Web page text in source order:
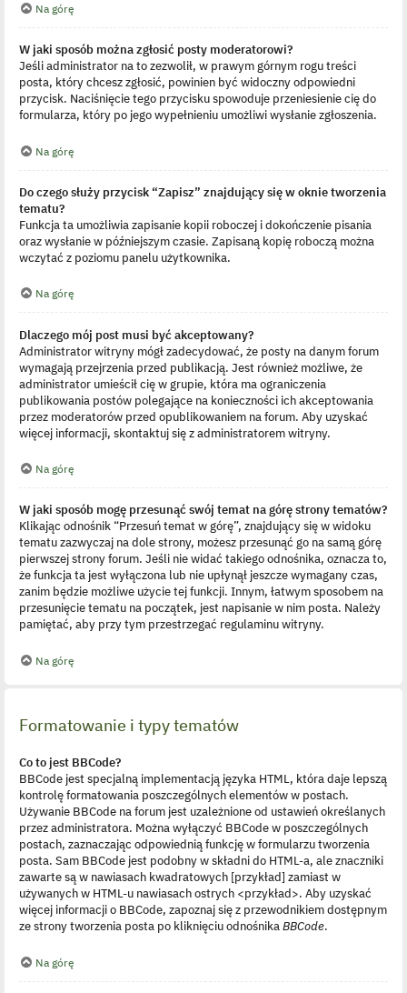
Na górę
W jaki sposób można zgłosić posty moderatorowi?
Jeśli administrator na to zezwolił, w prawym górnym rogu treści
posta, który chcesz zgłosić, powinien być widoczny odpowiedni
przycisk. Naciśnięcie tego przycisku spowoduje przeniesienie cię do
formularza, który po jego wypełnieniu umożliwi wysłanie zgłoszenia.
Na górę
Do czego służy przycisk “Zapisz” znajdujący się w oknie tworzenia
tematu?
Funkcja ta umożliwia zapisanie kopii roboczej i dokończenie pisania
oraz wysłanie w późniejszym czasie. Zapisaną kopię roboczą można
wczytać z poziomu panelu użytkownika.
Na górę
Dlaczego mój post musi być akceptowany?
Administrator witryny mógł zadecydować, że posty na danym forum
wymagają przejrzenia przed publikacją. Jest również możliwe, że
administrator umieścił cię w grupie, która ma ograniczenia
publikowania postów polegające na konieczności ich akceptowania
przez moderatorów przed opublikowaniem na forum. Aby uzyskać
więcej informacji, skontaktuj się z administratorem witryny.
Na górę
W jaki sposób mogę przesunąć swój temat na górę strony tematów?
Klikając odnośnik “Przesuń temat w górę”, znajdujący się w widoku
tematu zazwyczaj na dole strony, możesz przesunąć go na samą górę
pierwszej strony forum. Jeśli nie widać takiego odnośnika, oznacza to,
że funkcja ta jest wyłączona lub nie upłynął jeszcze wymagany czas,
zanim będzie możliwe użycie tej funkcji. Innym, łatwym sposobem na
przesunięcie tematu na początek, jest napisanie w nim posta. Należy
pamiętać, aby przy tym przestrzegać regulaminu witryny.
Na górę
Formatowanie i typy tematów
Co to jest BBCode?
BBCode jest specjalną implementacją języka HTML, która daje lepszą
kontrolę formatowania poszczególnych elementów w postach.
Używanie BBCode na forum jest uzależnione od ustawień określanych
przez administratora. Można wyłączyć BBCode w poszczególnych
postach, zaznaczając odpowiednią funkcję w formularzu tworzenia
posta. Sam BBCode jest podobny w składni do HTML-a, ale znaczniki
zawarte są w nawiasach kwadratowych [przykład] zamiast w
używanych w HTML-u nawiasach ostrych <przykład>. Aby uzyskać
więcej informacji o BBCode, zapoznaj się z przewodnikiem dostępnym
ze strony tworzenia posta po kliknięciu odnośnikaBBCode.
Na górę